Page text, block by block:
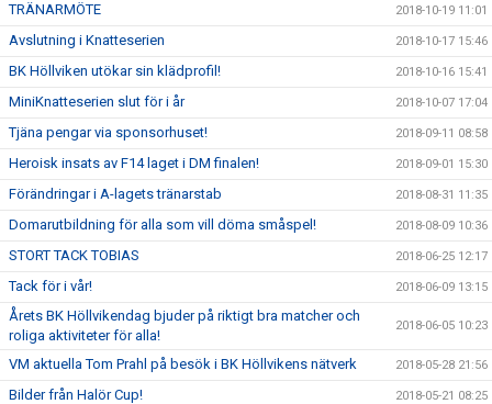
TRÄNARMÖTE 2018-10-19 11:01
Avslutning i Knatteserien 2018-10-17 15:46
BK Höllviken utökar sin klädprofil! 2018-10-16 15:41
MiniKnatteserien slut för i år 2018-10-07 17:04
Tjäna pengar via sponsorhuset! 2018-09-11 08:58
Heroisk insats av F14 laget i DM finalen! 2018-09-01 15:30
Förändringar i A-lagets tränarstab 2018-08-31 11:35
Domarutbildning för alla som vill döma småspel! 2018-08-09 10:36
STORT TACK TOBIAS 2018-06-25 12:17
Tack för i vår! 2018-06-09 13:15
Årets BK Höllvikendag bjuder på riktigt bra matcher och
roliga aktiviteter för alla!
2018-06-05 10:23
VM aktuella Tom Prahl på besök i BK Höllvikens nätverk 2018-05-28 21:56
Bilder från Halör Cup! 2018-05-21 08:25